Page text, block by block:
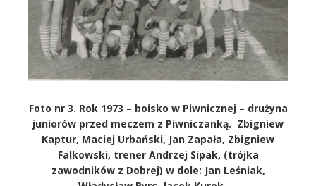
Foto nr 3. Rok 1973 – boisko w Piwnicznej – drużyna
juniorów przed meczem z Piwniczanką. Zbigniew
Kaptur, Maciej Urbański, Jan Zapała, Zbigniew
Falkowski, trener Andrzej Sipak, (trójka
zawodników z Dobrej) w dole: Jan Leśniak,